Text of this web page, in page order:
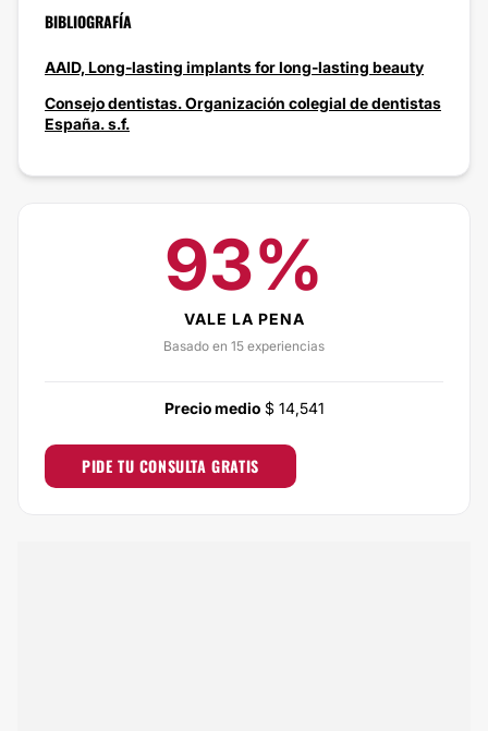
BIBLIOGRAFÍA
AAID, Long-lasting implants for long-lasting beauty
Consejo dentistas. Organización colegial de dentistas
España. s.f.
93%
VALE LA PENA
Basado en 15 experiencias
Precio medio$ 14,541
PIDE TU CONSULTA GRATIS